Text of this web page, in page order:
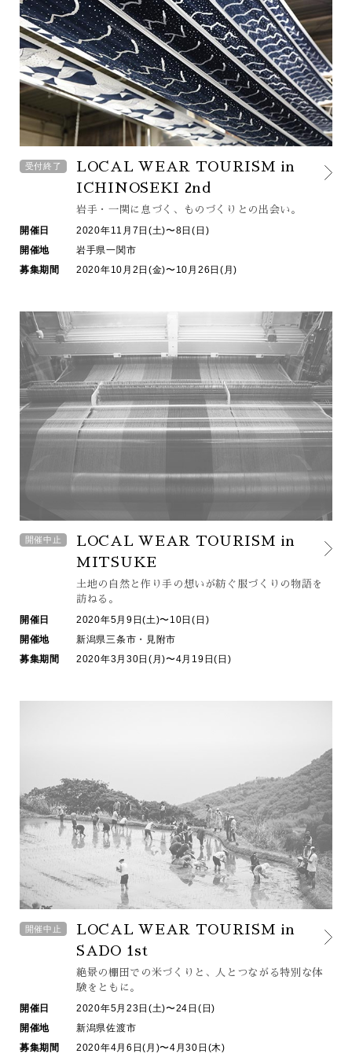
受付終了
LOCAL WEAR TOURISM in
ICHINOSEKI 2nd
岩手・一関に息づく、 ものづくりとの出会い。
開催日
2020年11月7日(土)〜8日(日)
開催地
岩手県一関市
募集期間
2020年10月2日(金)〜10月26日(月)
開催中止
LOCAL WEAR TOURISM in
MITSUKE
土地の自然と作り手の想いが紡ぐ 服づくりの物語を
訪ねる。
開催日
2020年5月9日(土)〜10日(日)
開催地
新潟県三条市・見附市
募集期間
2020年3月30日(月)〜4月19日(日)
開催中止
LOCAL WEAR TOURISM in
SADO 1st
絶景の棚田での米づくりと、
人とつながる特別な体
験をともに。
開催日
2020年5月23日(土)〜24日(日)
開催地
新潟県佐渡市
募集期間
2020年4月6日(月)〜4月30日(木)